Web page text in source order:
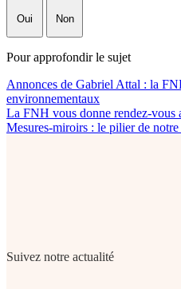
Oui Non
Pour approfondir le sujet
Annonces de Gabriel Attal : la
environnementaux
La FNH vous donne rendez-
Mesures-miroirs : le pilier de notre
Suivez notre actualité